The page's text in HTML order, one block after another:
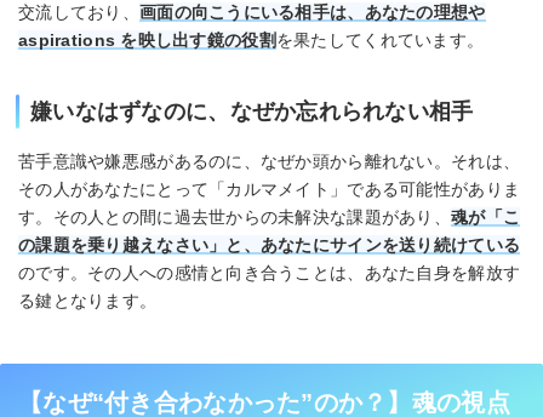
交流しており、 画面の向こうにいる相手は、あなたの理想や
aspirations を映し出す鏡の役割を果たしてくれています。
嫌いなはずなのに、なぜか忘れられない相手
苦手意識や嫌悪感があるのに、なぜか頭から離れない。それは、
その人があなたにとって「カルマメイト」である可能性がありま
す。その人との間に過去世からの未解決な課題があり、 魂が「こ
の課題を乗り越えなさい」と、あなたにサインを送り続けている
のです。その人への感情と向き合うことは、あなた自身を解放す
る鍵となります。
【なぜ“付き合わなかった”のか？】魂の視点